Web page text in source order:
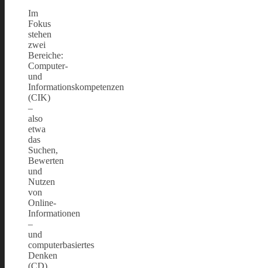
Im
Fokus
stehen
zwei
Bereiche:
Computer-
und
Informationskompetenzen
(CIK)
–
also
etwa
das
Suchen,
Bewerten
und
Nutzen
von
Online-
Informationen
–
und
computerbasiertes
Denken
(CD),